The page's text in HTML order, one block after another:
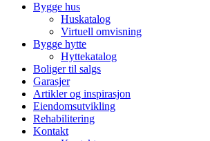
Bygge hus
Huskatalog
Virtuell omvisning
Bygge hytte
Hyttekatalog
Boliger til salgs
Garasjer
Artikler og inspirasjon
Eiendomsutvikling
Rehabilitering
Kontakt